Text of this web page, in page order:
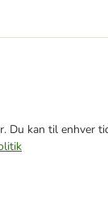
kan til enhver